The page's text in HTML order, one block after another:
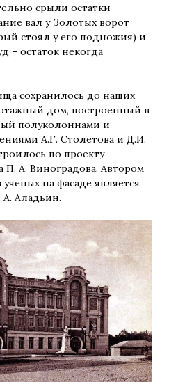
срыли остатки
вал у Золотых ворот
стоял у его подножия) и
– остаток некогда
сохранилось до наших
дом, построенный в
полуколоннами и
А.Г. Столетова и Д.И.
по проекту
П. А. Виноградова. Автором
на фасаде является
А. Аладьин.